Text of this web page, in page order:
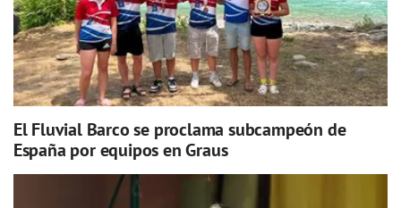
El Fluvial Barco se proclama subcampeón de
España por equipos en Graus